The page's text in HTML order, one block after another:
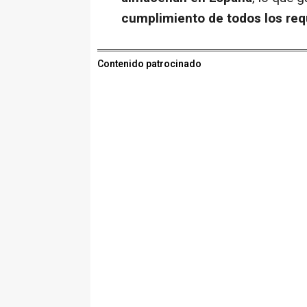
cumplimiento de todos los
Contenido patrocinado